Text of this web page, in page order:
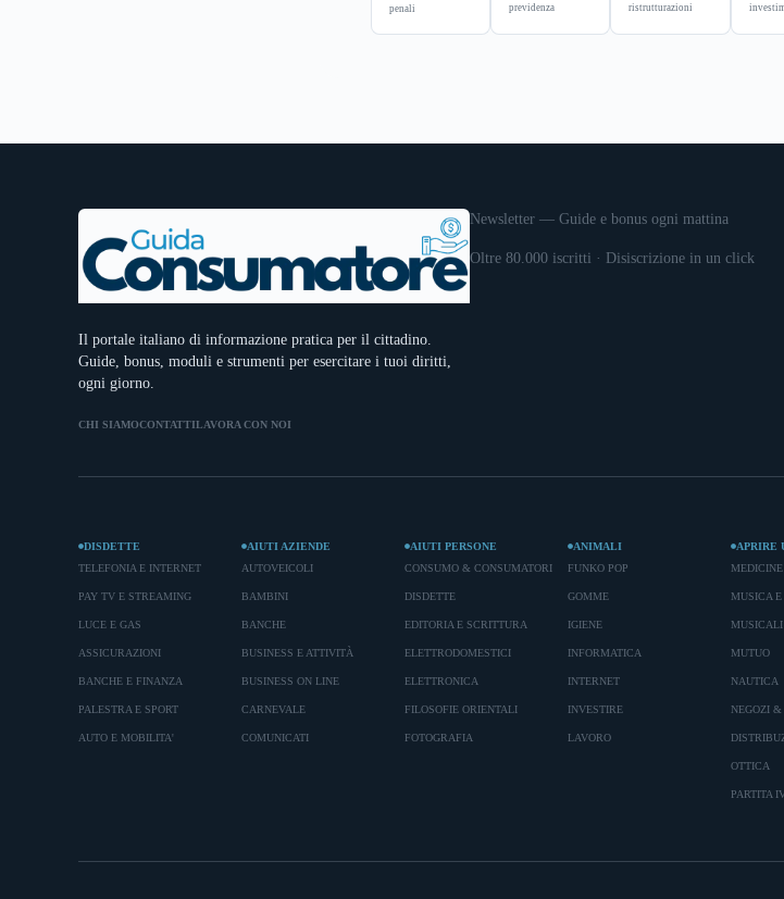
penali
previdenza
ristrutturazioni
Il portale italiano di informazione pratica per il cittadino.
Guide, bonus, moduli e strumenti per esercitare i tuoi diritti,
ogni giorno.
CHI SIAMOCONTATTILAVORA CON NOI
Newsletter — Guide e bonus ogni mattina
Oltre 80.000 iscritti · Disiscrizione in un click
DISDETTE
TELEFONIA E INTERNET
PAY TV E STREAMING
LUCE E GAS
ASSICURAZIONI
BANCHE E FINANZA
PALESTRA E SPORT
AUTO E MOBILITA'
AIUTI AZIENDE
AUTOVEICOLI
BAMBINI
BANCHE
BUSINESS E ATTIVITÀ
BUSINESS ON LINE
CARNEVALE
COMUNICATI
AIUTI PERSONE
CONSUMO & CONSUMATORI
DISDETTE
EDITORIA E SCRITTURA
ELETTRODOMESTICI
ELETTRONICA
FILOSOFIE ORIENTALI
FOTOGRAFIA
ANIMALI
FUNKO POP
GOMME
IGIENE
INFORMATICA
INTERNET
INVESTIRE
LAVORO
APRIRE
MUSICA
MUSICALI
MUTUO
NAUTICA
NEGOZI
OTTICA
PARTITA